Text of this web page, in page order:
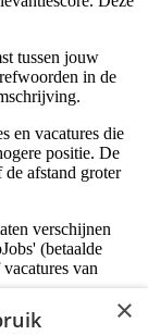
tussen jouw
in de
en vacatures die
positie. De
de afstand groter
verschijnen
(betaalde
van
×